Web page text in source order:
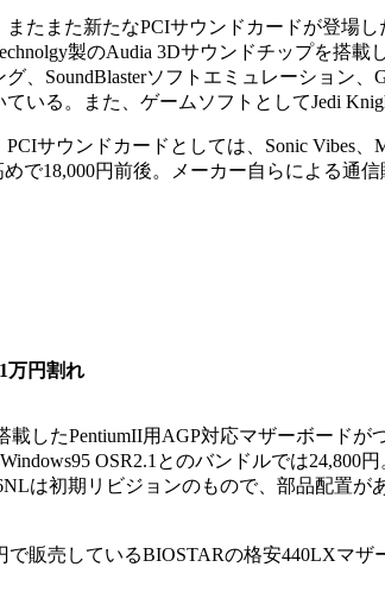
たまた新たなPCIサウンドカードが登場し
製のAudia 3Dサウンドチップを搭
グ、SoundBlasterソフトエミュレーション
ている。また、ゲームソフトとしてJedi
サウンドカードとしては、Sonic Vibes、
で18,000円前後。メーカー自らによる通信
万円割れ
したPentiumII用AGP対応マザーボードが
OSR2.1とのバンドルでは
は初期リビジョンのもので、部品配置
販売しているBIOSTARの格安440LXマ